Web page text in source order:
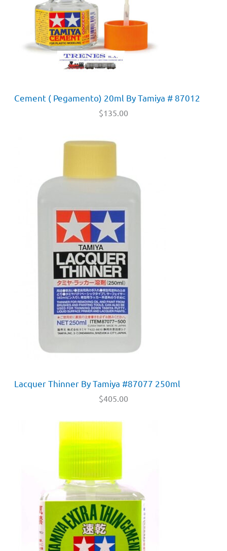
Cement ( Pegamento) 20ml By Tamiya # 87012
$135.00
Lacquer Thinner By Tamiya #87077 250ml
$405.00